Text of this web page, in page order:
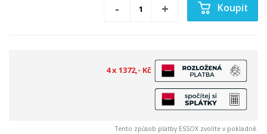
Koupit
4 x 1372,- Kč
Tento způsob platby ESSOX zvolíte v pokladně.